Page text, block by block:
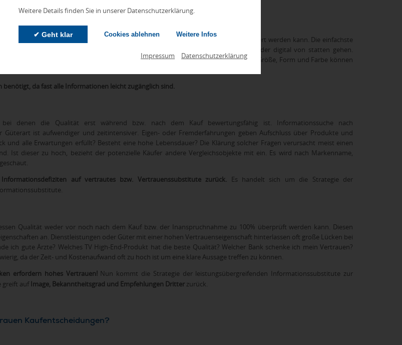
Weitere Details finden Sie in unserer Datenschutzerklärung.
✔ Geht klar Cookies ablehnen Weitere Infos
Impressum Datenschutzerklärung
Qualität (Form, Farbe, Leistungsdaten etc.) vor dem Kauf ohne weiteres recherchiert werden kann. Die einfachste
erfolgt anhand von Sucheigenschaften des Produktes. Die Suche kann analog oder digital von statten gehen.
Es ist ein relativ einfaches, alltägliches Produkt, mit hohem Sucheigenschaftenanteil. Größe, Form und Farbe können
benötigt, da fast alle Informationen leicht zugänglich sind.
bei denen die Qualität erst während bzw. nach dem Kauf bewertungsfähig ist. Informationssuche nach
Güterart ist aufwendiger und zeitintensiver. Eigen- oder Fremderfahrungen geben Aufschluss über Produkte und
und alle Erwartungen erfüllt? Besteht eine hohe Lebensdauer? Die Klärung solcher Fragen verursacht meist einen
Ist dieser zu hoch, bezieht der potenzielle Käufer andere Vergleichsobjekte mit ein. Es wird nach Markenname,
auf vertrautes bzw. Vertrauenssubstitute zurück. Es handelt sich um die Strategie der
Qualität weder vor noch nach dem Kauf bzw. der Inanspruchnahme zu 100% überprüft werden kann. Diesen
an. Dienstleistungen oder Güter mit einer hohen Vertrauenseigenschaft hinterlassen oft große Lücken bei
ich gute Ärzte? Welches TV High-End-Produkt hat die beste Qualität? Welcher Bank schenke ich mein Vertrauen?
da der Zeit- und Kostenaufwand oft zu hoch ist um eine klare Aussage treffen zu können.
erfordern hohes Vertrauen!Nun kommt die Strategie der leistungsübergreifenden Informationssubstitute zur
greift aufImage, Bekanntheitsgrad und Empfehlungen Dritterzurück.
Kaufentscheidungen?